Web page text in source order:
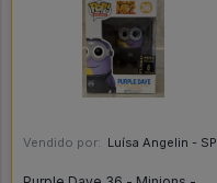
Vendido por: Luísa Angelin - SP